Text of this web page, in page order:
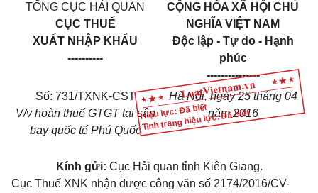
Hiệu lực: Đã biết
Tình trạng hiệu lực: Đã biết
TỔNG CỤC HẢI QUAN
CỤC THUẾ
XUẤT NHẬP KHẨU
----------
CỘNG HÒA XÃ HỘI CHỦ
NGHĨA VIỆT NAM
Độc lập - Tự do - Hạnh
phúc
---------------
Số: 731/TXNK-CST
V/v hoàn thuế GTGT tại sân
bay quốc tế Phú Quốc
Hà Nội, ngày 25 tháng 04
năm 2016
Kính gửi: Cục Hải quan tỉnh Kiên Giang.
Cục Thuế XNK nhận được công văn số 2174/2016/CV-